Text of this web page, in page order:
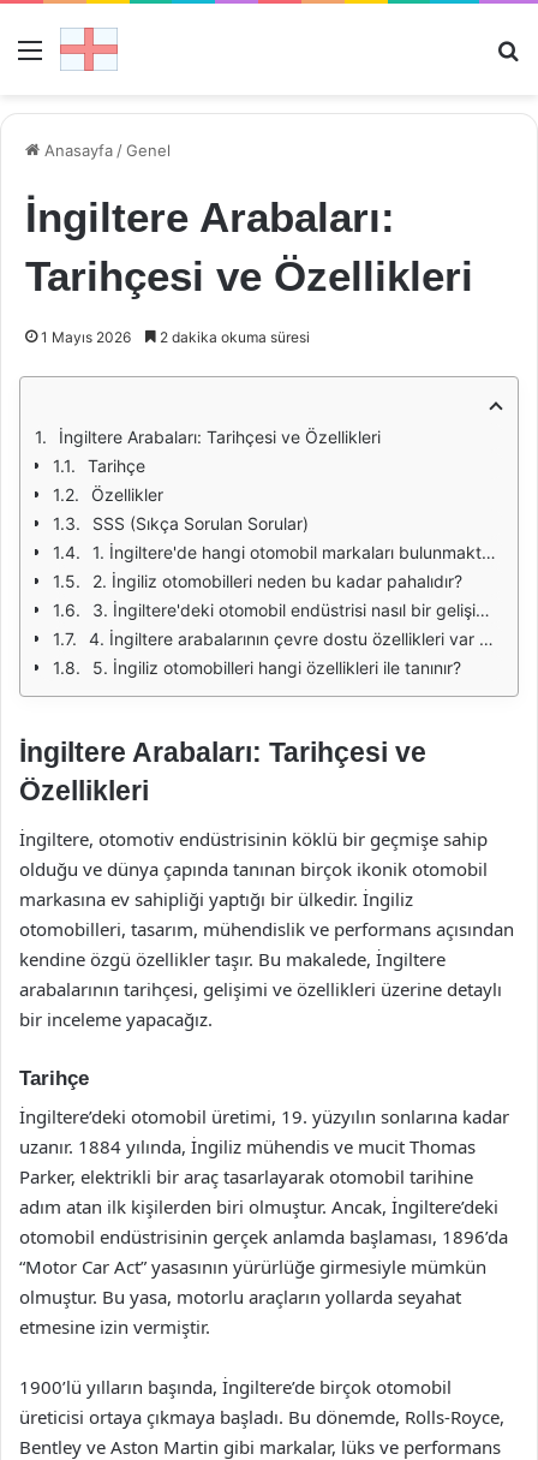
Menü
Anasayfa /Genel
İngiltere Arabaları:
Tarihçesi ve Özellikleri
1 Mayıs 2026 2 dakika okuma süresi
İngiltere Arabaları: Tarihçesi ve Özellikleri
Tarihçe
Özellikler
SSS (Sıkça Sorulan Sorular)
1. İngiltere'de hangi otomobil markaları bulunmaktadır?
2. İngiliz otomobilleri neden bu kadar pahalıdır?
3. İngiltere'deki otomobil endüstrisi nasıl bir gelişim göstermiştir?
4. İngiltere arabalarının çevre dostu özellikleri var mı?
5. İngiliz otomobilleri hangi özellikleri ile tanınır?
İngiltere Arabaları: Tarihçesi ve
Özellikleri
İngiltere, otomotiv endüstrisinin köklü bir geçmişe sahip
olduğu ve dünya çapında tanınan birçok ikonik otomobil
markasına ev sahipliği yaptığı bir ülkedir. İngiliz
otomobilleri, tasarım, mühendislik ve performans açısından
kendine özgü özellikler taşır. Bu makalede, İngiltere
arabalarının tarihçesi, gelişimi ve özellikleri üzerine detaylı
bir inceleme yapacağız.
Tarihçe
İngiltere’deki otomobil üretimi, 19. yüzyılın sonlarına kadar
uzanır. 1884 yılında, İngiliz mühendis ve mucit Thomas
Parker, elektrikli bir araç tasarlayarak otomobil tarihine
adım atan ilk kişilerden biri olmuştur. Ancak, İngiltere’deki
otomobil endüstrisinin gerçek anlamda başlaması, 1896’da
“Motor Car Act” yasasının yürürlüğe girmesiyle mümkün
olmuştur. Bu yasa, motorlu araçların yollarda seyahat
etmesine izin vermiştir.
1900’lü yılların başında, İngiltere’de birçok otomobil
üreticisi ortaya çıkmaya başladı. Bu dönemde, Rolls-Royce,
Bentley ve Aston Martin gibi markalar, lüks ve performans